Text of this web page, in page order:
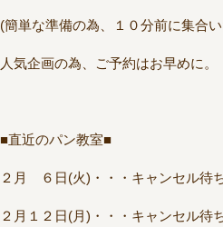
(簡単な準備の為、１０分前に集合
人気企画の為、ご予約はお早めに。
■直近のパン教室■
２月 ６日(火)・・・キャンセル待
２月１２日(月)・・・キャンセル待